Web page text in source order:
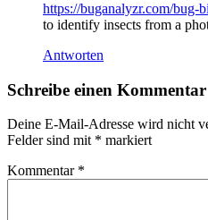
https://buganalyzr.com/bug-
to identify insects from a
Antworten
Schreibe einen Kommentar
Deine E-Mail-Adresse wird nicht
Felder sind mit * markiert
Kommentar *